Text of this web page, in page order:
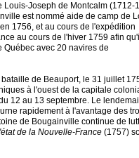
Louis-Joseph de Montcalm (1712-
est nommé aide de camp de
1756, et au cours de l'expédition
au cours de l'hiver 1759 afin
Québec avec 20 navires de
de Beauport, le 31 juillet
à l'ouest de la capitale
12 au 13 septembre. Le
rapidement à l'avantage des
de Bougainville continue de
de la Nouvelle-France (1757)